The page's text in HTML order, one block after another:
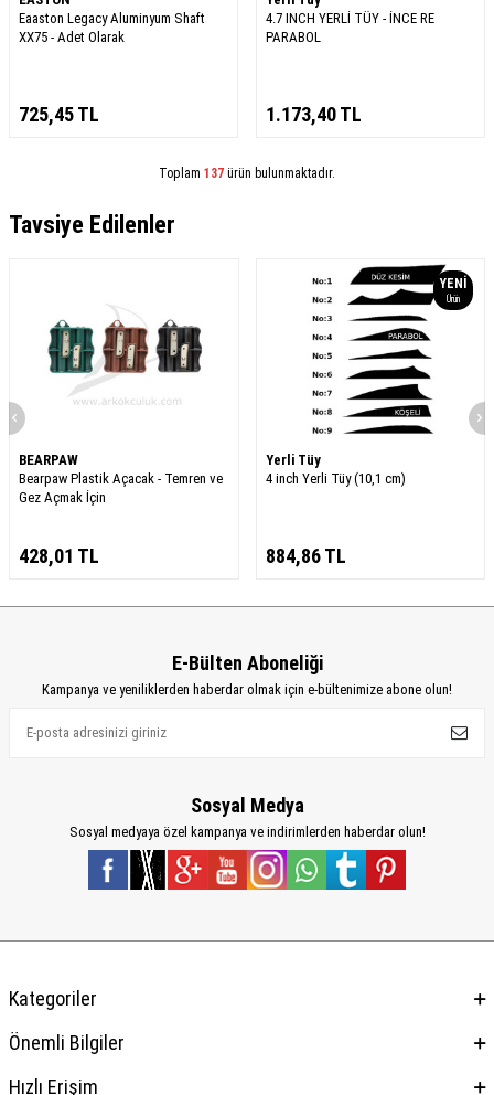
Eaaston Legacy Aluminyum Shaft
XX75 - Adet Olarak
725,45TL
4.7 INCH YERLİ TÜY - İNCE RE
PARABOL
1.173,40TL
Toplam 137 ürün bulunmaktadır.
Tavsiye Edilenler
BEARPAW
Bearpaw Plastik Açacak - Temren ve
Gez Açmak İçin
428,01 TL
YENI
Ürün
Yerli Tüy
4 inch Yerli Tüy (10,1 cm)
884,86TL
E-Bülten Aboneliği
Kampanya ve yeniliklerden haberdar olmak için e-bültenimize abone olun!
Sosyal Medya
Sosyal medyaya özel kampanya ve indirimlerden haberdar olun!
Kategoriler
Önemli Bilgiler
Hızlı Erişim